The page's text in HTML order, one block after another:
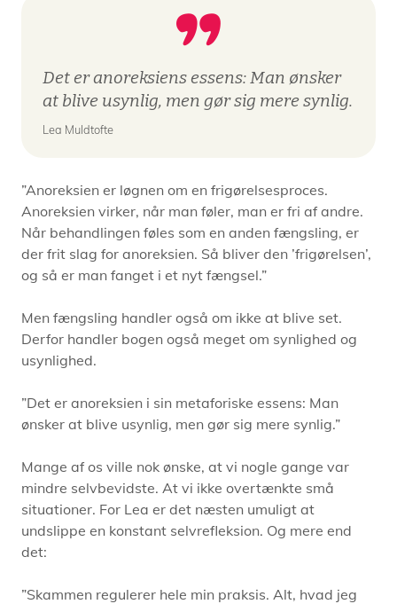
Det er anoreksiens essens: Man ønsker
at blive usynlig, men gør sig mere synlig.
Lea Muldtofte
”Anoreksien er løgnen om en frigørelsesproces.
Anoreksien virker, når man føler, man er fri af andre.
Når behandlingen føles som en anden fængsling, er
der frit slag for anoreksien. Så bliver den ’frigørelsen’,
og så er man fanget i et nyt fængsel.”
Men fængsling handler også om ikke at blive set.
Derfor handler bogen også meget om synlighed og
usynlighed.
”Det er anoreksien i sin metaforiske essens: Man
ønsker at blive usynlig, men gør sig mere synlig.”
Mange af os ville nok ønske, at vi nogle gange var
mindre selvbevidste. At vi ikke overtænkte små
situationer. For Lea er det næsten umuligt at
undslippe en konstant selvrefleksion. Og mere end
det:
”Skammen regulerer hele min praksis. Alt, hvad jeg